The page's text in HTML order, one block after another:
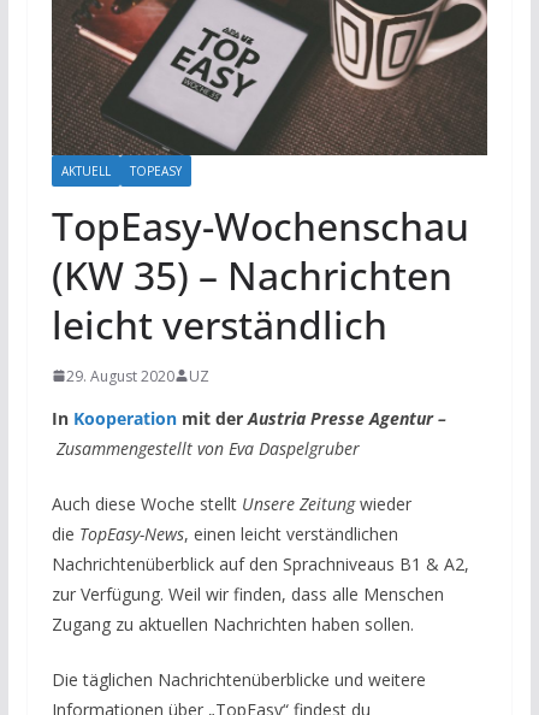
AKTUELL TOPEASY
TopEasy-Wochenschau
(KW 35) – Nachrichten
leicht verständlich
29. August 2020 UZ
In Kooperationmit derAustria Presse Agentur –
Zusammengestellt von Eva Daspelgruber
Auch diese Woche stellt Unsere Zeitungwieder
die TopEasy-News, einen leicht verständlichen
Nachrichtenüberblick auf den Sprachniveaus B1 & A2,
zur Verfügung. Weil wir finden, dass alle Menschen
Zugang zu aktuellen Nachrichten haben sollen.
Die täglichen Nachrichtenüberblicke und weitere
Informationen über „TopEasy“ findest du